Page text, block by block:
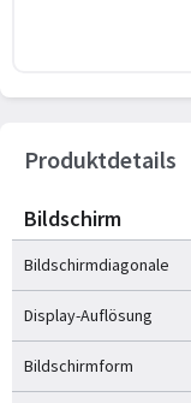
Produktdetails
Bildschirm
Bildschirmdiagonale
Display-Auflösung
Bildschirmform